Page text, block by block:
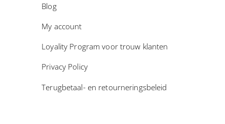
Blog
My account
Loyality Program voor trouw klanten
Privacy Policy
Terugbetaal- en retourneringsbeleid